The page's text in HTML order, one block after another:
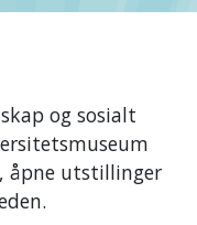
og sosialt
åpne utstillinger